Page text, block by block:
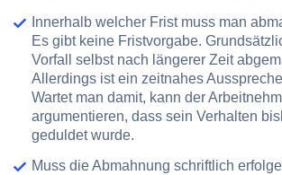
Innerhalb welcher Frist muss man
Es gibt keine Fristvorgabe.
Vorfall selbst nach längerer Zeit
Allerdings ist ein zeitnahes
Wartet man damit, kann der
argumentieren, dass sein Verhalten
geduldet wurde.
Muss die Abmahnung schriftlich